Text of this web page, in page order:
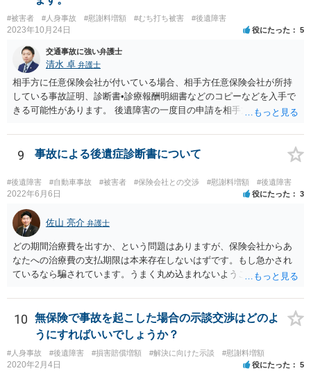
#被害者 #人身事故 #慰謝料増額 #むち打ち被害 #後遺障害
2023年10月24日 役にたった 5
交通事故に強い弁護士
清水 卓 弁護士
相手方に任意保険会社が付いている場合、相手方任意保険会社が所持
している事故証明、診断書•診療報酬明細書などのコピーなどを入手で
きる可能性があります。 後遺障害の一度目の申請を相手方任意保険会
果と認定理由書も相手方任意保険会社から入手できる可能性がありま
す。 これらが難しくても、通院していた病院のカルテを取り付けるこ
と等で代替が可能な場合もあります。 事故からどの程度期間が経過し
ているがが定かではありませんが、昨年４月から既に１年半年程度経
過しており、時効なども意識しながら対応をしておきたいところで
す。 待っていても事態が打開しない可能性もあるため、依頼の対応が
可能な弁護士に個別に問い合わせ、上記の方法等を参考に進め方を相
談してみるのが望ましいかもしれません。
9 事故による後遺症診断書について
#後遺障害 #自動車事故 #被害者 #保険会社との交渉 #慰謝料増額 #後遺障害
2022年6月6日 役にたった 3
佐山 亮介 弁護士
どの期間治療費を出すか、という問題はありますが、保険会社からあ
なたへの治療費の支払期限は本来存在しないはずです。もし急かされ
ているなら騙されています。うまく丸め込まれないようご注意下さ
せんが、受診したならば提出すべきです。
10
無保険で事故を起こした場合の示談交渉はどのよ
うにすればいいでしょうか？
#人身事故 #後遺障害 #損害賠償増額 #解決に向けた示談 #慰謝料増額
2020年2月4日 役にたった 5